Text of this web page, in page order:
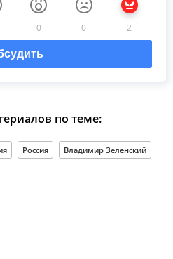
0 0 2
по теме:
Россия Владимир Зеленский